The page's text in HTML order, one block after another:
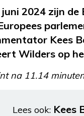
2024 zijn
Kees
Wilders op
na 11.14
Lees ook: Kees